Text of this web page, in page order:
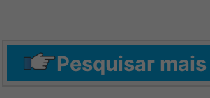
Pesquisar